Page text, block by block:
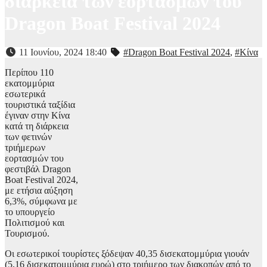
11 Ιουνίου, 2024 18:40 #Dragon Boat Festival 2024, #Κίνα
Περίπου 110
εκατομμύρια
εσωτερικά
τουριστικά ταξίδια
έγιναν στην Κίνα
κατά τη διάρκεια
των φετινών
τριήμερων
εορτασμών του
φεστιβάλ Dragon
Boat Festival 2024,
με ετήσια αύξηση
6,3%, σύμφωνα με
το υπουργείο
Πολιτισμού και
Τουρισμού.
Οι εσωτερικοί τουρίστες ξόδεψαν 40,35 δισεκατομμύρια γιουάν
(5,16 δισεκατομμύρια ευρώ) στο τριήμερο των διακοπών από το